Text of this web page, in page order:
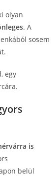
olyan
. A
sosem
egy
is
belül